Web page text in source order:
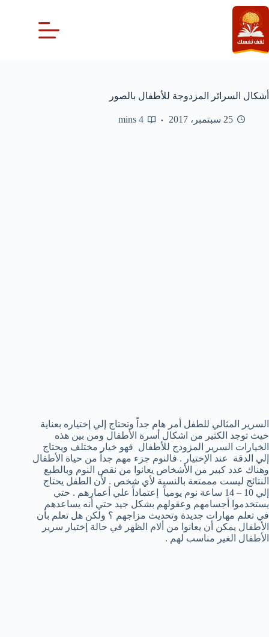
التجاوز
إلى
المحتوى
أشكال السرائر المزدوجة للأطفال بالصور
25 سبتمبر، 2017 4 mins
السرير المثالي للطفل أمر هام جداً وتحتاج إلي إختياره بعناية
حيث توجد الكثير من اشكال أسرة الأطفال ومن بين هذه
الخيارات السرير المزودج للأطفال فهو خيار مختلف ويحتاج
إلي الدقة عند الإختيار . فالنوم جزء مهم جداً من حياة الأطفال
وهناك عدد كبير من الأشخاص يعانوا من نقص النوم وبالطبع
النتائج ليست مممتعة بالنسبة لأي شخص . لأن الطفل يحتاج
إلي 10 – 14 ساعة نوم يومياً إعتماداً علي أعمارهم . حتي
يستخدموا أجسامهم وعقولهم بشكل جيد حتي أنه يساعدهم
في تعلم مهارات جديدة وتحديث مزاجهم ؟ ولكن هل تعلم بأن
الأطفال يمكن أن يعانوا من ألام الظهر في حالة إختيار سرير
الأطفال الغير مناسب لهم .